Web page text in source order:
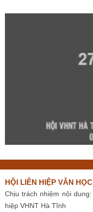
HỘI LIÊN HIỆP VĂN
Chịu trách nhiệm nội
hiệp VHNT Hà Tĩnh